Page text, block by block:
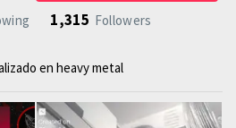
1,315 Followers
en heavy metal